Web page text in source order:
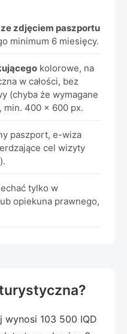
zdjęciem paszportu
minimum 6 miesięcy.
kolorowe, na
w całości, bez
(chyba że wymagane
min. 400 x 600 px.
paszport, e-wiza
cel wizyty
tylko w
opiekuna prawnego,
103 500 IQD